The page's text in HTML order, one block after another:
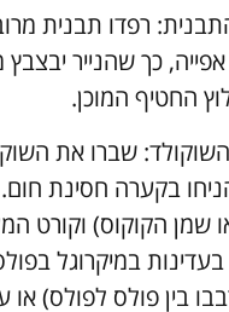
כך שהנייר
החטיף המוכן.
שברו את
בקערה חסינת
שמן הקוקוס) וקורט
בין פולס לפולס)